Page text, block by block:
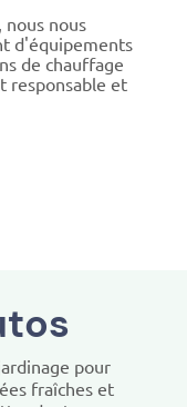
nous nous
d'équipements
de chauffage
responsable et
pour
fraîches et